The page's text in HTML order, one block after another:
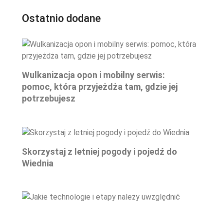
Ostatnio dodane
Wulkanizacja opon i mobilny serwis:
pomoc, która przyjeżdża tam, gdzie jej
potrzebujesz
Skorzystaj z letniej pogody i pojedź do
Wiednia